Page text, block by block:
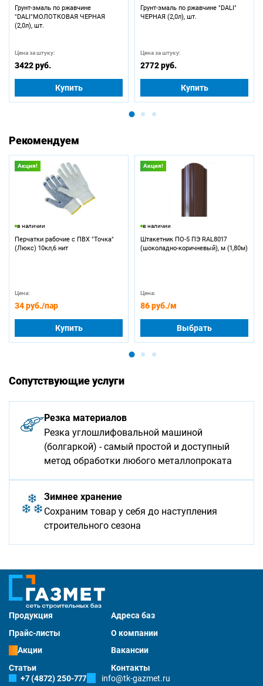
Грунт-эмаль по ржавчине
"DALI"МОЛОТКОВАЯ ЧЕРНАЯ
(2,0л), шт.
Цена за штуку:
3422 руб.
Купить
Грунт-эмаль по ржавчине "DALI"
ЧЕРНАЯ (2,0л), шт.
Цена за штуку:
2772 руб.
Купить
Рекомендуем
Акция!
в наличии
Перчатки рабочие с ПВХ "Точка"
(Люкс) 10кл,6 нит
Цена:
34 руб./пар
Купить
Акция!
в наличии
Штакетник ПО-5 ПЭ RAL8017
(шоколадно-коричневый), м (1,80м)
Цена:
86 руб./м
Выбрать
Сопутствующие услуги
Резка материалов
Резка углошлифовальной машиной
(болгаркой) - самый простой и доступный
метод обработки любого металлопроката
Зимнее хранение
Сохраним товар у себя до наступления
строительного сезона
Продукция
Адреса баз
Прайс-листы
О компании
Акции
Вакансии
Статьи
Контакты
+7 (4872) 250-777
info@tk-gazmet.ru